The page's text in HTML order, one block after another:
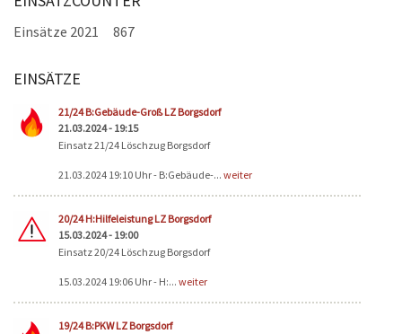
Einsätze 2021 867
EINSÄTZE
21/24 B:Gebäude-Groß LZ Borgsdorf
21.03.2024 - 19:15
Einsatz 21/24 Löschzug Borgsdorf
21.03.2024 19:10 Uhr - B:Gebäude-... weiter
20/24 H:Hilfeleistung LZ Borgsdorf
15.03.2024 - 19:00
Einsatz 20/24 Löschzug Borgsdorf
15.03.2024 19:06 Uhr - H:... weiter
19/24 B:PKW LZ Borgsdorf
Seiten